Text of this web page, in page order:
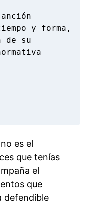
y forma,
de su
es el
que tenías
el
que
defendible